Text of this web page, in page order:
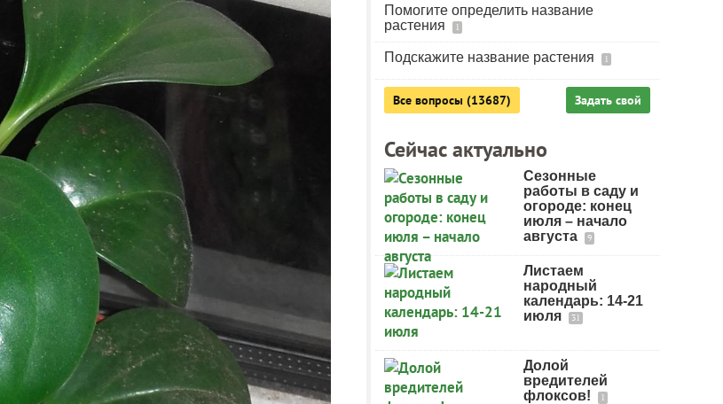
Помогите определить название
растения
1
Подскажите название растения 1
Все вопросы (13687) Задать свой
Сейчас актуально
Сезонные
работы в саду и
огороде: конец
июля – начало
августа
9
Листаем
народный
календарь: 14-21
июля
31
Долой
вредителей
флоксов!
1